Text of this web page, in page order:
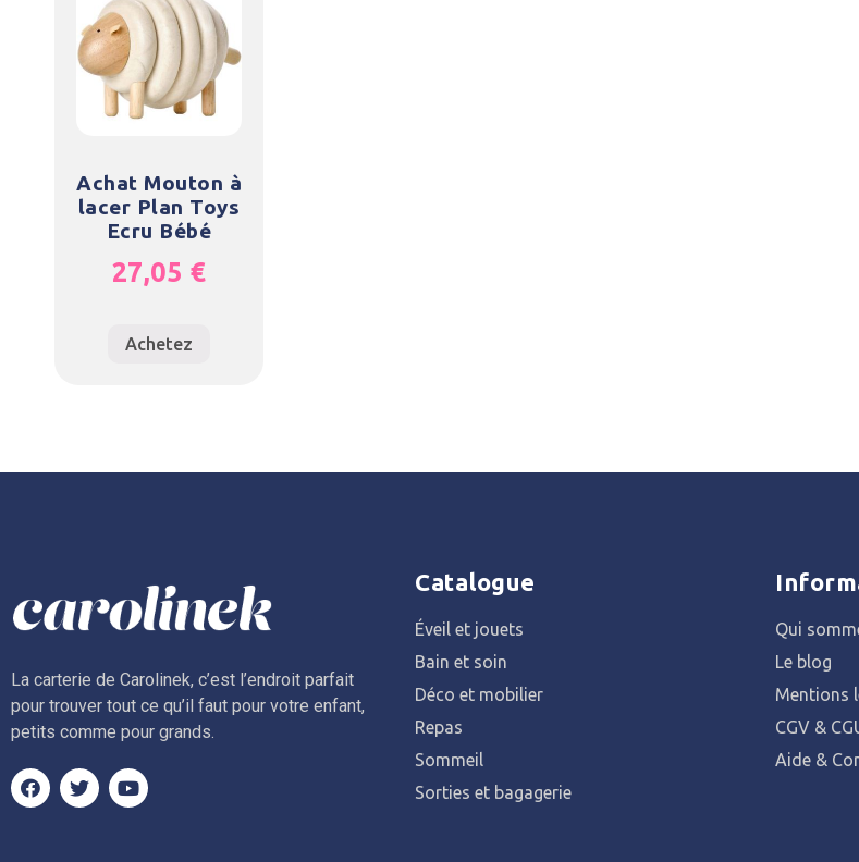
Achat Mouton à
lacer Plan Toys
Ecru Bébé
27,05 €
Achetez
La carterie de Carolinek, c’est l’endroit parfait
pour trouver tout ce qu’il faut pour votre enfant,
petits comme pour grands.
Catalogue
Éveil et jouets
Bain et soin
Déco et mobilier
Repas
Sommeil
Sorties et bagagerie
Qui
Le blog
Mentions
CGV &
Aide &